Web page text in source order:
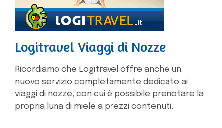
Logitravel Viaggi di Nozze
Ricordiamo che Logitravel offre anche un
nuovo servizio completamente dedicato ai
viaggi di nozze, con cui è possibile prenotare la
propria luna di miele a prezzi contenuti.